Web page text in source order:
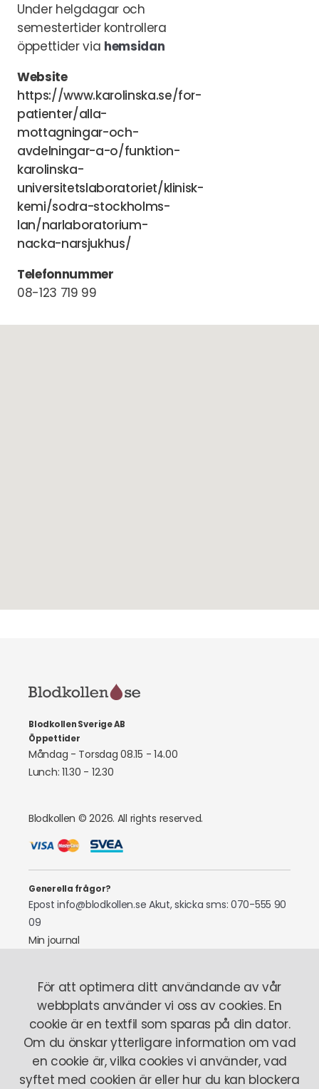
Under helgdagar och
semestertider kontrollera
öppettider via hemsidan
Website
https://www.karolinska.se/for-
patienter/alla-
mottagningar-och-
avdelningar-a-o/funktion-
karolinska-
universitetslaboratoriet/klinisk-
kemi/sodra-stockholms-
lan/narlaboratorium-
nacka-narsjukhus/
Telefonnummer
08-123 719 99
Blodkollen Sverige AB
Öppettider
Måndag - Torsdag 08.15 - 14.00
Lunch: 11.30 - 12.30
Blodkollen © 2026. All rights reserved.
Generella frågor?
Epost info@blodkollen.se Akut, skicka sms: 070-555 90
09
Min journal
Tel: 070-522 97 87
Om oss Så fungerar det Här finns vi Stickrädsla
Vårt team
För att optimera ditt användande av vår
webbplats använder vi oss av cookies. En
cookie är en textfil som sparas på din dator.
Om du önskar ytterligare information om vad
en cookie är, vilka cookies vi använder, vad
syftet med cookien är eller hur du kan blockera